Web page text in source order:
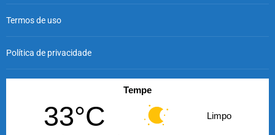
Termos de uso
Política de privacidade
Tempe
33°C Limpo